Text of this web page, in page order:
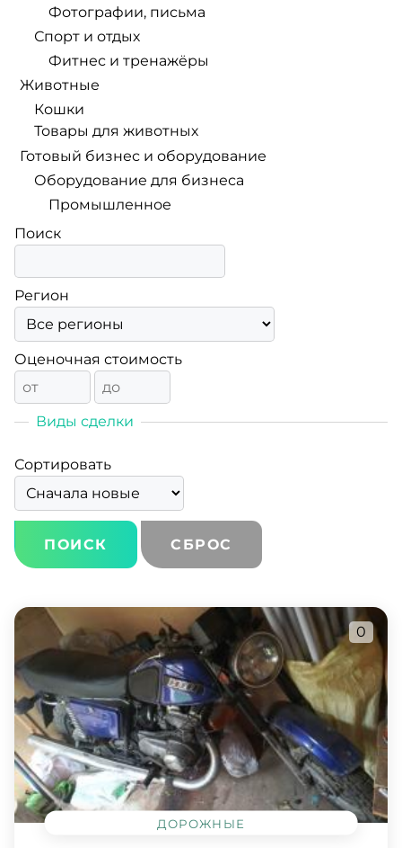
Фотографии, письма
Спорт и отдых
Фитнес и тренажёры
Животные
Кошки
Товары для животных
Готовый бизнес и оборудование
Оборудование для бизнеса
Промышленное
Поиск
Регион
Оценочная стоимость
Виды сделки
Сортировать
СБРОС
0
ДОРОЖНЫЕ